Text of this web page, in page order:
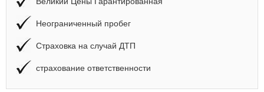
Неограниченный пробег
Страховка на случай ДТП
страхование ответственности